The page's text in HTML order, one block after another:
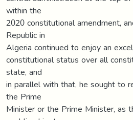
within the
2020 constitutional amendment,
Republic in
Algeria continued to enjoy an
constitutional status over all
state, and
in parallel with that, he sought to
the Prime
Minister or the Prime Minister, as